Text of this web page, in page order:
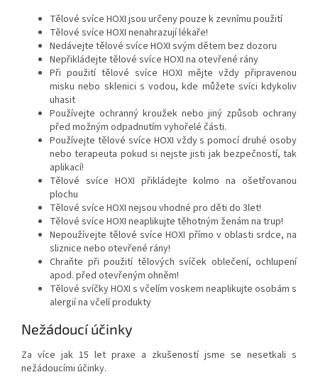
Tělové svíce HOXI jsou určeny pouze k zevnímu použití
Tělové svíce HOXI nenahrazují lékaře!
Nedávejte tělové svíce HOXI svým dětem bez dozoru
Nepřikládejte tělové svíce HOXI na otevřené rány
Při použití tělové svíce HOXI mějte vždy připravenou
misku nebo sklenici s vodou, kde můžete svíci kdykoliv
uhasit
Používejte ochranný kroužek nebo jiný způsob ochrany
před možným odpadnutím vyhořelé části.
Používejte tělové svíce HOXI vždy s pomocí druhé osoby
nebo terapeuta pokud si nejste jisti jak bezpečností, tak
aplikací!
Tělové svíce HOXI přikládejte kolmo na ošetřovanou
plochu
Tělové svíce HOXI nejsou vhodné pro děti do 3let!
Tělové svíce HOXI neaplikujte těhotným ženám na trup!
Nepoužívejte tělové svíce HOXI přímo v oblasti srdce, na
sliznice nebo otevřené rány!
Chraňte při použití tělových svíček oblečení, ochlupení
apod. před otevřeným ohněm!
Tělové svíčky HOXI s včelím voskem neaplikujte osobám s
alergií na včelí produkty
Nežádoucí účinky
Za více jak 15 let praxe a zkušeností jsme se nesetkali s
nežádoucími účinky.